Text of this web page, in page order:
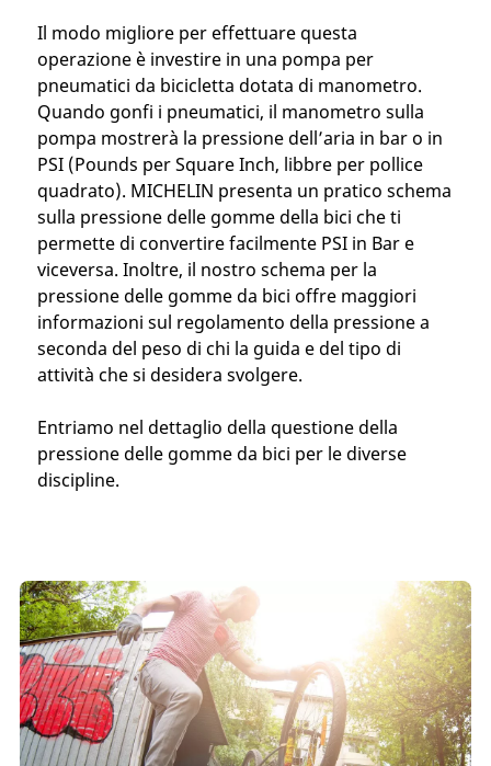
Il modo migliore per effettuare questa
operazione è investire in una pompa per
pneumatici da bicicletta dotata di manometro.
Quando gonfi i pneumatici, il manometro sulla
pompa mostrerà la pressione dell’aria in bar o in
PSI (Pounds per Square Inch, libbre per pollice
quadrato). MICHELIN presenta un pratico schema
sulla pressione delle gomme della bici che ti
permette di convertire facilmente PSI in Bar e
viceversa. Inoltre, il nostro schema per la
pressione delle gomme da bici offre maggiori
informazioni sul regolamento della pressione a
seconda del peso di chi la guida e del tipo di
attività che si desidera svolgere.
Entriamo nel dettaglio della questione della
pressione delle gomme da bici per le diverse
discipline.